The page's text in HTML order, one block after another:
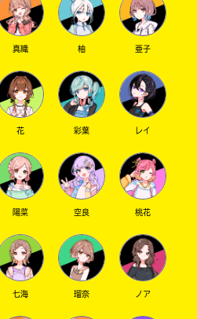
真織 柚 亜子
花 彩葉 レイ
陽菜 空良 桃花
七海 瑠奈 ノア